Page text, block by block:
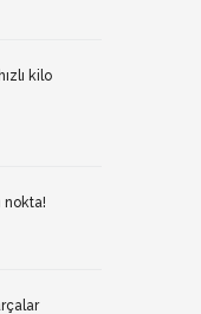
kilo
nokta!